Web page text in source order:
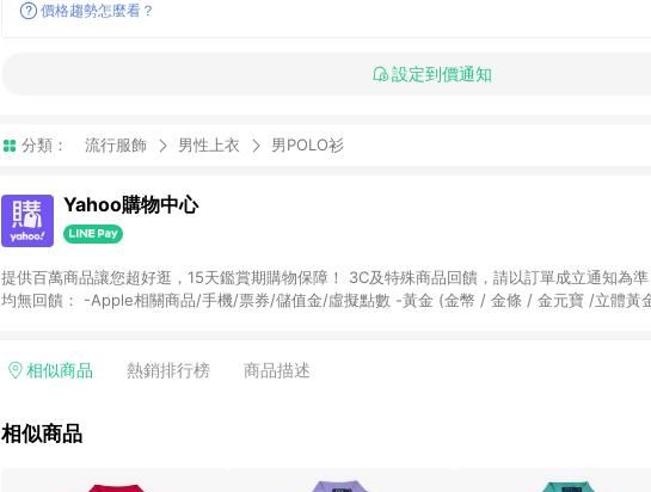
價格趨勢怎麼看？
設定到價通知
分類： 流行服飾 男性上衣 男POLO衫
Yahoo購物中心
提供百萬商品讓您超好逛，15天鑑賞期購物保障！ 3C及特殊商品回饋，請以訂單成立通知為準 1. 請注意以下品類商品
均無回饋： -Apple相關商品/手機/票券/儲值金/虛擬點數 -黃金 (金幣 / 金條 / 金元寶 /立體黃
Yahoo超贈點回饋者 - 購物中心商店之商品：商品賣場中有標示「商店」及顯示商店名稱者(指
相似商品 熱銷排行榜 商品描述
相似商品